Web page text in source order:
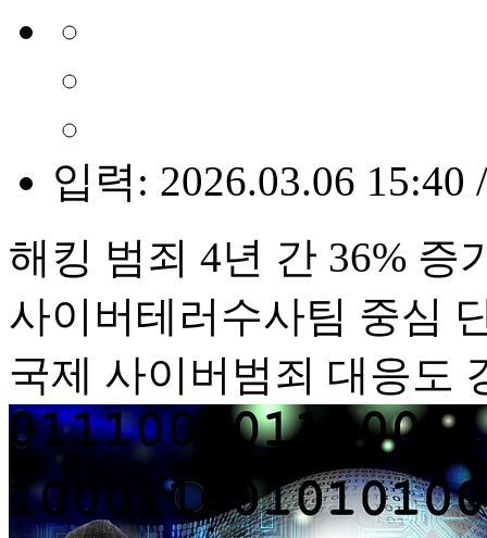
입력: 2026.03.06 15:40
해킹 범죄 4년 간 36% 증
사이버테러수사팀 중심
국제 사이버범죄 대응도